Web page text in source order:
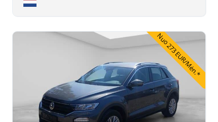
Nuo 273 EUR/Mėn.*